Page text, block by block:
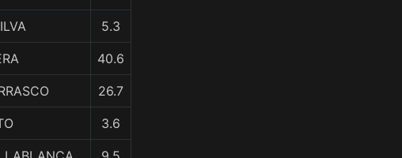
5.3
40.6
26.7
3.6